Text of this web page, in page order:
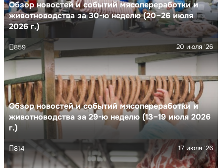
Обзор новостей и событий мясопереработки и
животноводства за 30-ю неделю (20–26 июля
2026 г.)
Обзор новостей и событий мясопереработки и
животноводства за 29-ю неделю (13–19 июля 2026
г.)
20 июля '26
859
17 июля '26
814